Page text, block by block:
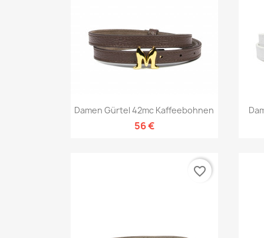
Vorschau
Damen Gürtel 42mc Kaffeebohnen
56 €
favorite_border